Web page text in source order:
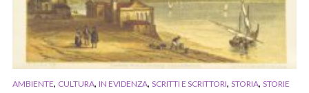
AMBIENTE, CULTURA, IN EVIDENZA, SCRITTI E SCRITTORI, STORIA, STORIE